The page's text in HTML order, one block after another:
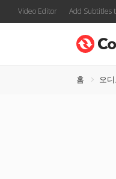
Video Editor Add Subtitles
홈 오